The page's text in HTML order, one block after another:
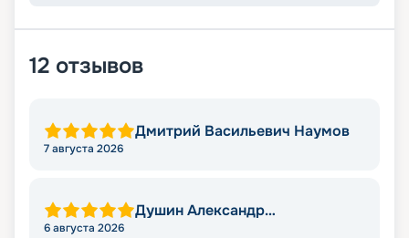
12 отзывов
Дмитрий Васильевич Наумов
7 августа 2026
Душин Александр
6 августа 2026